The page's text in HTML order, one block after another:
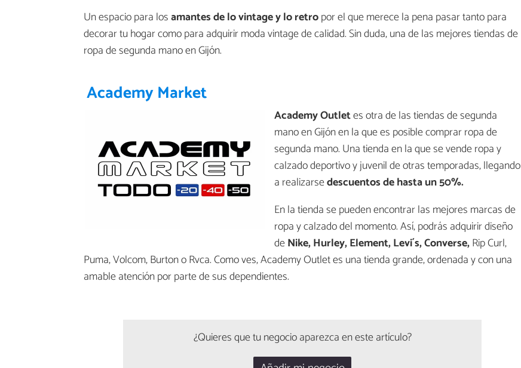
Un espacio para losamantes de lo vintage y lo retropor el que merece la pena pasar tanto para
decorar tu hogar como para adquirir moda vintage de calidad. Sin duda, una de las mejores tiendas de
ropa de segunda mano en Gijón.
Academy Market
Academy Outletes otra de las tiendas de segunda
mano en Gijón en la que es posible comprar ropa de
segunda mano. Una tienda en la que se vende ropa y
calzado deportivo y juvenil de otras temporadas, llegando
a realizarsedescuentos de hasta un 50%.
En la tienda se pueden encontrar las mejores marcas de
ropa y calzado del momento. Así, podrás adquirir diseño
deNike, Hurley, Element, Levi´s, Converse,Rip Curl,
Puma, Volcom, Burton o Rvca. Como ves, Academy Outlet es una tienda grande, ordenada y con una
amable atención por parte de sus dependientes.
¿Quieres que tu negocio aparezca en este artículo?